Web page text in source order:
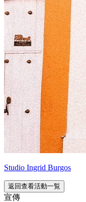
Studio Ingrid Burgos
返回查看活動一覧
宣傳